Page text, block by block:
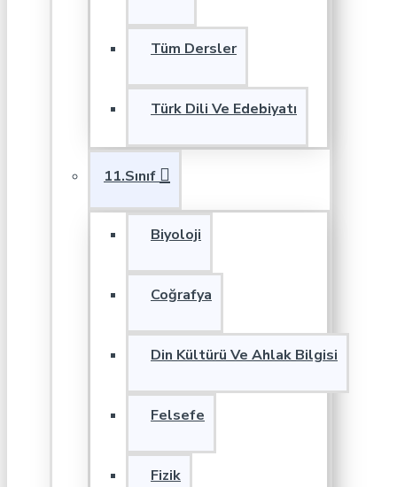
Tüm Dersler
Türk Dili Ve Edebiyatı
11.Sınıf
Biyoloji
Coğrafya
Din Kültürü Ve Ahlak Bilgisi
Felsefe
Fizik